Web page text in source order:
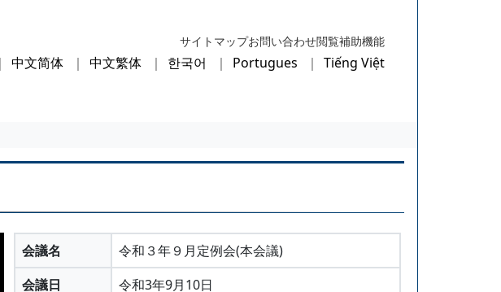
サイトマップお問い合わせ閲覧補助機能
中文简体 中文繁体 한국어 Portugues Tiếng Việt
会議名
令和３年９月定例会(本会議)
会議日
令和3年9月10日